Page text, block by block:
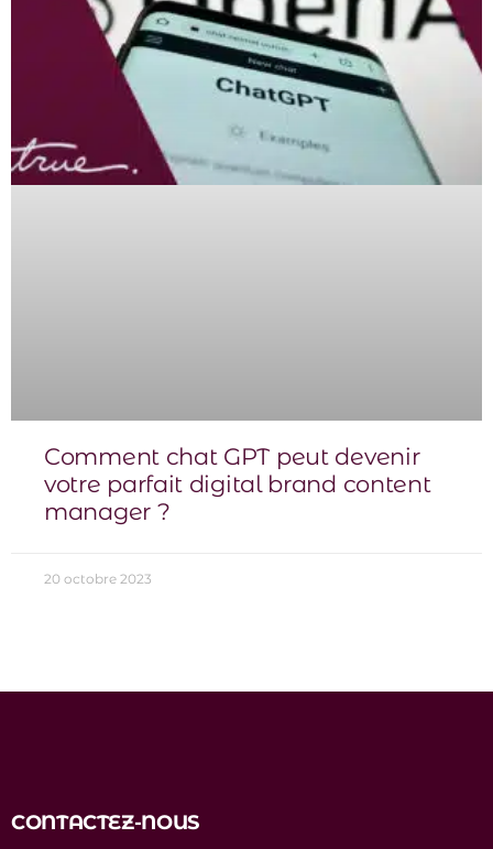
Comment chat GPT peut devenir
votre parfait digital brand content
manager ?
20 octobre 2023
CONTACTEZ-NOUS